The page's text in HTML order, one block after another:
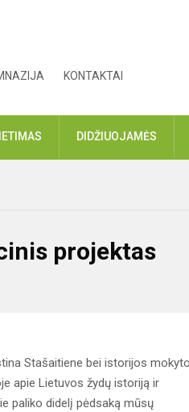
KONTAKTAI
DIDŽIUOJAMĖS
projektas
Stašaitiene bei istorijos
apie Lietuvos žydų istoriją ir
paliko didelį pėdsaką mūsų